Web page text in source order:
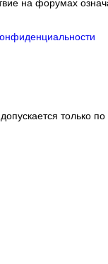
на форумах
только